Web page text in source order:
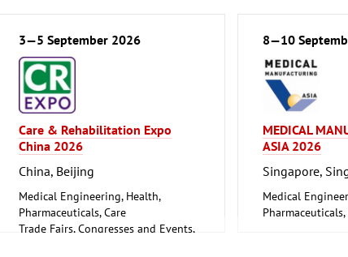
3—5 September 2026
Care & Rehabilitation Expo
China 2026
China, Beijing
Medical Engineering, Health,
Pharmaceuticals, Care
Trade Fairs, Congresses and Events,
8—10
MEDICAL
ASIA 2026
Singapore,
Medical
Pharmaceuticals,